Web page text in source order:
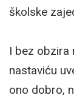
školske
I bez obzira
nastaviću
ono dobro,